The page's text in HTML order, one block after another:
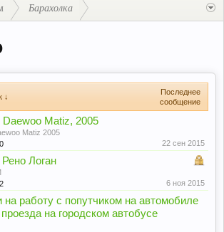
Барахолка
↓
Последнее
сообщение
Matiz, 2005
Matiz 2005
0 22 сен 2015
Логан
2 6 ноя 2015
на работу с попутчиком на автомобиле
на городском автобусе